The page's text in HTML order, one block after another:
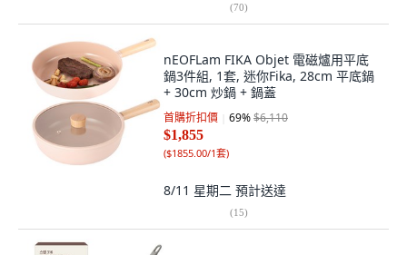
(70)
nEOFLam FIKA Objet 電磁爐用平底
鍋3件組, 1套, 迷你Fika, 28cm 平底鍋
+ 30cm 炒鍋 + 鍋蓋
首購折扣價 69%$6,110
$1,855
($1855.00/1套)
8/11 星期二 預計送達
(15)